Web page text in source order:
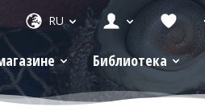
RU
Библиотека